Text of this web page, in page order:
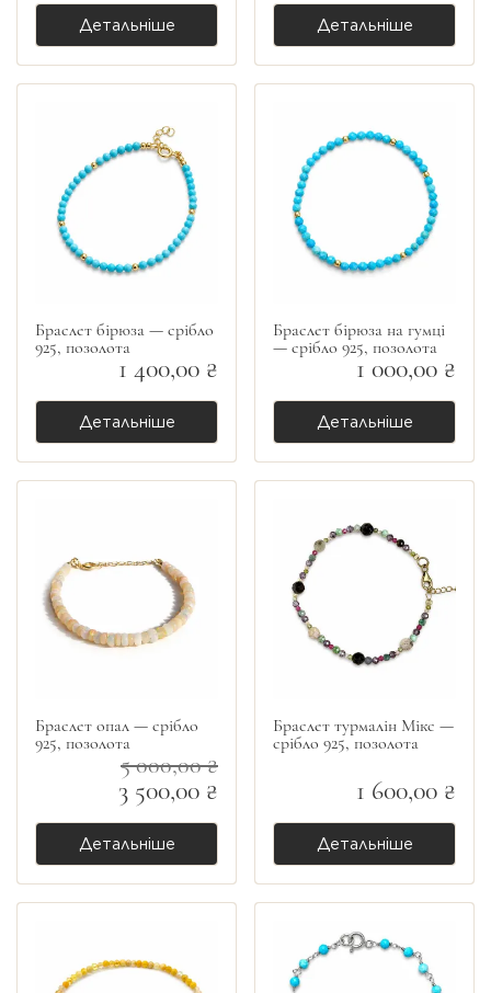
Детальніше Детальніше
Браслет бірюза — срібло
925, позолота
1 400,00 ₴
Детальніше
Браслет бірюза на гумці
— срібло 925, позолота
1 000,00 ₴
Детальніше
Браслет опал — срібло
925, позолота
5 000,00 ₴
3 500,00 ₴
Детальніше
Браслет турмалін Мікс —
срібло 925, позолота
1 600,00 ₴
Детальніше